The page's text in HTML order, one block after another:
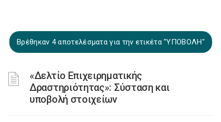
Βρέθηκαν 4 αποτελέσματα για την ετικέτα "ΥΠΟΒΟΛΗ"
«Δελτίο Επιχειρηματικής
Δραστηριότητας»: Σύσταση και
υποβολή στοιχείων